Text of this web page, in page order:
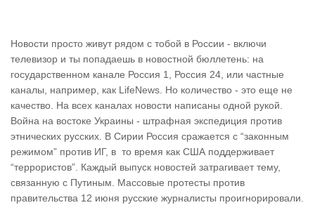
Новости просто живут рядом с тобой в России - включи
телевизор и ты попадаешь в новостной бюллетень: на
государственном канале Россия 1, Россия 24, или частные
каналы, например, как LifeNews. Но количество - это еще не
качество. На всех каналах новости написаны одной рукой.
Война на востоке Украины - штрафная экспедиция против
этнических русских. В Сирии Россия сражается с “законным
режимом” против ИГ, в то время как США поддерживает
“террористов”. Каждый выпуск новостей затрагивает тему,
связанную с Путиным. Массовые протесты против
правительства 12 июня русские журналисты проигнорировали.